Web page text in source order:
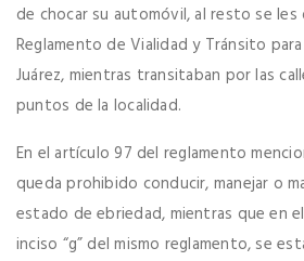
de chocar su automóvil, al resto se
Reglamento de Vialidad y Tránsito
Juárez, mientras transitaban por las
puntos de la localidad.
En el artículo 97 del reglamento
queda prohibido conducir, manejar o
estado de ebriedad, mientras que en
inciso “g” del mismo reglamento, se